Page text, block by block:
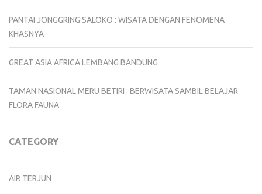
PANTAI JONGGRING SALOKO : WISATA DENGAN FENOMENA
KHASNYA
GREAT ASIA AFRICA LEMBANG BANDUNG
TAMAN NASIONAL MERU BETIRI : BERWISATA SAMBIL BELAJAR
FLORA FAUNA
CATEGORY
AIR TERJUN